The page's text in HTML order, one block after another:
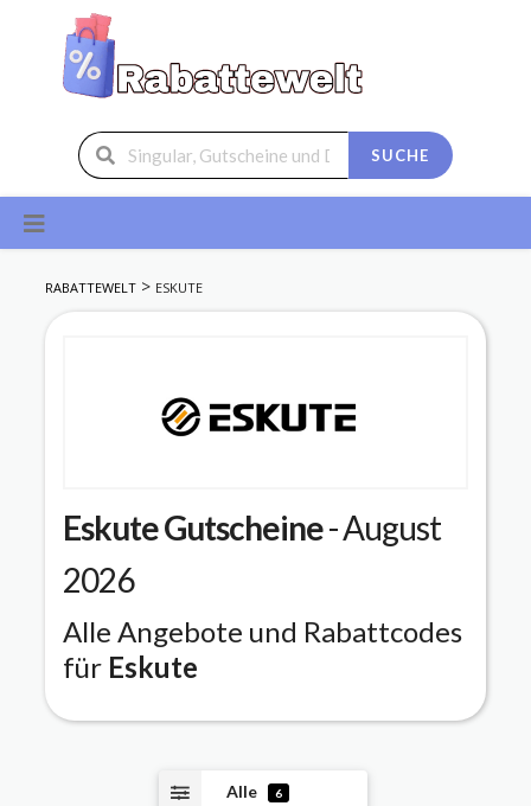
SUCHE
content
RABATTEWELT> ESKUTE
EskuteGutscheine- August
2026
Alle Angebote und Rabattcodes
für Eskute
Alle 6